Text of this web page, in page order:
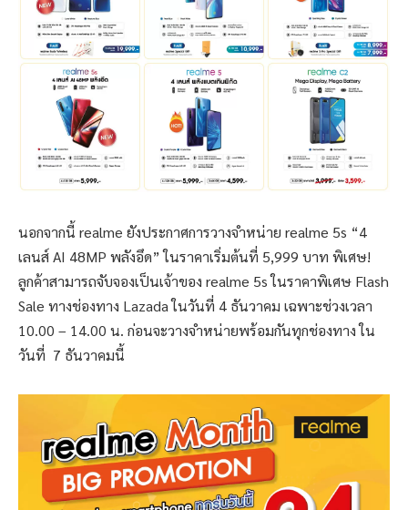
นอกจากนี้ realme ยังประกาศการวางจำหน่าย realme 5s “4
เลนส์ AI 48MP พลังอึด” ในราคาเริ่มต้นที่ 5,999 บาท พิเศษ!
ลูกค้าสามารถจับจองเป็นเจ้าของ realme 5s ในราคาพิเศษ Flash
Sale ทางช่องทาง Lazada ในวันที่ 4 ธันวาคม เฉพาะช่วงเวลา
10.00 – 14.00 น. ก่อนจะวางจำหน่ายพร้อมกันทุกช่องทาง ใน
วันที่ 7 ธันวาคมนี้